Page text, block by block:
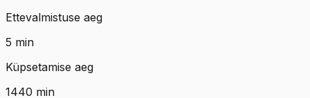
Ettevalmistuse aeg
5 min
Küpsetamise aeg
1440 min